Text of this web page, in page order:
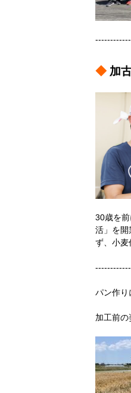
◆加
30歳を
活」を開
ず、小麦
パン作り
加工前